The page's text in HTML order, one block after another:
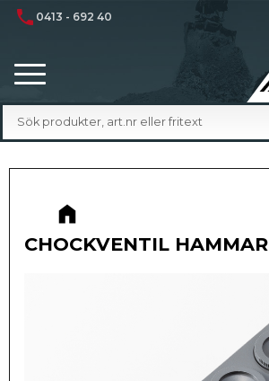
phone 0413 - 692 40
CHOCKVENTIL HAMMAR